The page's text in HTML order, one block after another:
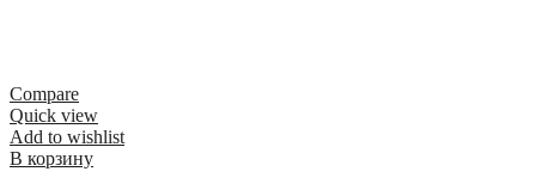
Compare
Quick view
Add to wishlist
В корзину